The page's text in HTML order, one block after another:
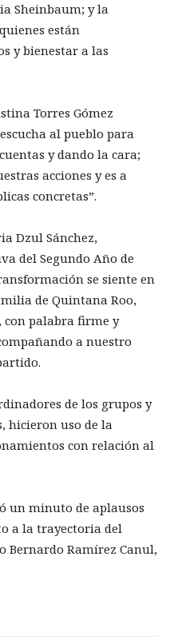
Sheinbaum; y la
están
y bienestar a las
Torres Gómez
al pueblo para
y dando la cara;
acciones y es a
concretas”.
Dzul Sánchez,
del Segundo Año de
se siente en
de Quintana Roo,
con palabra firme y
a nuestro
de los grupos y
hicieron uso de la
con relación al
un minuto de aplausos
a la trayectoria del
Bernardo Ramírez Canul,